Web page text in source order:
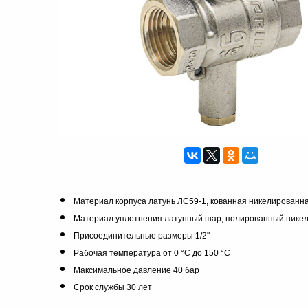
Материал корпуса латунь ЛС59-1, кованная
Материал уплотнения латунный шар, полированный
Присоединительные размеры 1/2"
Рабочая температура от 0 °С до 150 °С
Максимальное давление 40 бар
Срок службы 30 лет